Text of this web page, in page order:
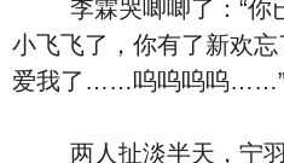
李霖哭唧唧了：“你
小飞飞了，你有了新欢
爱我了……呜呜呜呜……”
两人扯淡半天，宁羽